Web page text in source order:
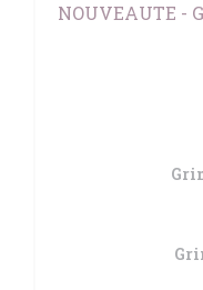
NOUVEAUTE -